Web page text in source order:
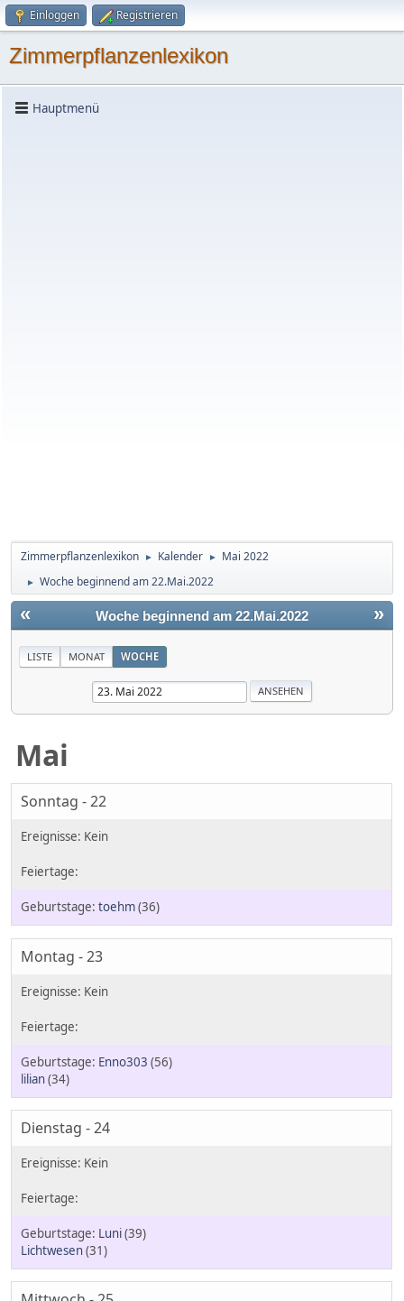
Einloggen Registrieren
Zimmerpflanzenlexikon
Hauptmenü
Zimmerpflanzenlexikon ► Kalender ► Mai 2022
► Woche beginnend am 22.Mai.2022
« »
Woche beginnend am 22.Mai.2022
LISTE MONAT WOCHE
Mai
Sonntag - 22
toehm(36)
Montag - 23
Enno303 (56)
lilian(34)
Dienstag - 24
Luni(39)
Lichtwesen(31)